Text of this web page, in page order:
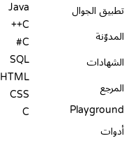
تطبيق الجوال
المدوّنة
الشهادات
المرجع
Playground
أدوات
Java
C++
C#
SQL
HTML
CSS
C